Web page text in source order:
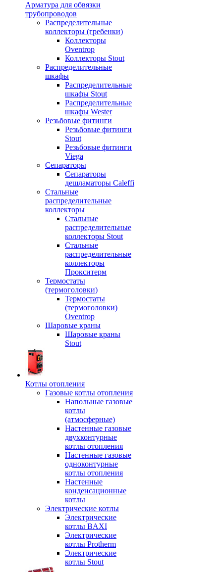
Арматура для обвязки
трубопроводов
Распределительные
коллекторы (гребенки)
Коллекторы
Oventrop
Коллекторы Stout
Распределительные
шкафы
Распределительные
шкафы Stout
Распределительные
шкафы Wester
Резьбовые фитинги
Резьбовые фитинги
Stout
Резьбовые фитинги
Viega
Сепараторы
Сепараторы
дешламаторы Caleffi
Стальные
распределительные
коллекторы
Стальные
распределительные
коллекторы Stout
Стальные
распределительные
коллекторы
Прокситерм
Термостаты
(термоголовки)
Термостаты
(термоголовки)
Oventrop
Шаровые краны
Шаровые краны
Stout
Котлы отопления
Газовые котлы отопления
Напольные газовые
котлы
(атмосферные)
Настенные газовые
двухконтурные
котлы отопления
Настенные газовые
одноконтурные
котлы отопления
Настенные
конденсационные
котлы
Электрические котлы
Электрические
котлы BAXI
Электрические
котлы Protherm
Электрические
котлы Stout